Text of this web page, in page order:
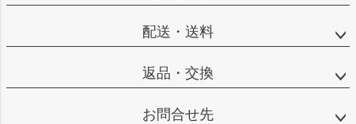
配送・送料
返品・交換
お問合せ先